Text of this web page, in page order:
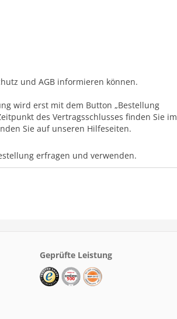
und AGB informieren können.
wird erst mit dem Button „Bestellung
des Vertragsschlusses finden Sie im
Sie auf unseren Hilfeseiten.
erfragen und verwenden.
Geprüfte Leistung